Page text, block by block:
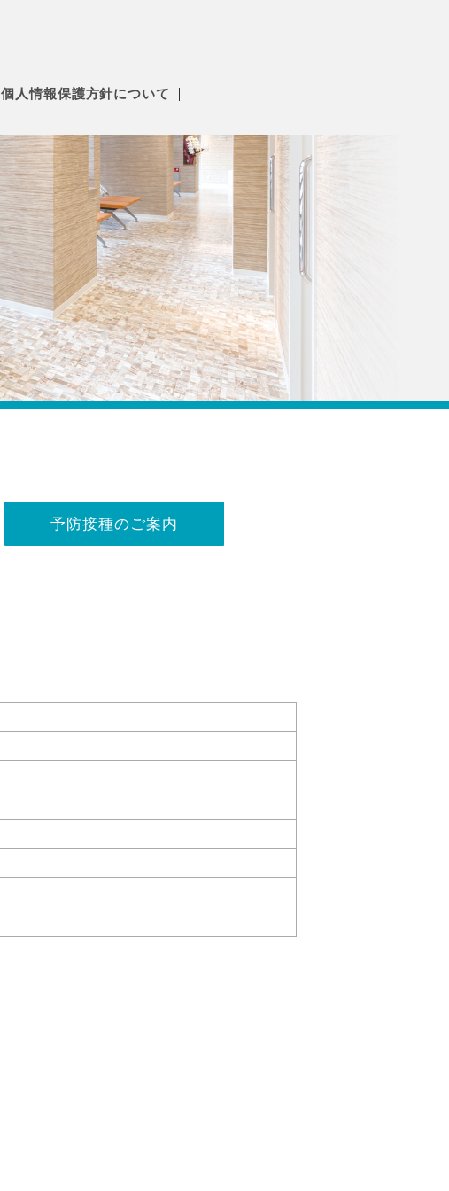
個人情報保護方針について
予防接種のご案内